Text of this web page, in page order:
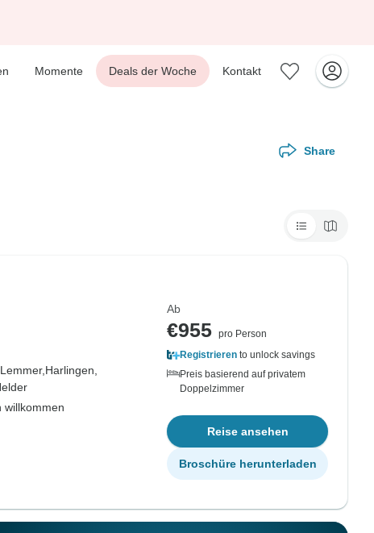
Momente Deals der Woche Kontakt
Share
Lemmer, Harlingen,
willkommen
Ab
€955 pro Person
Registrieren to unlock savings
Preis basierend auf privatem
Doppelzimmer
Reise ansehen
Broschüre herunterladen